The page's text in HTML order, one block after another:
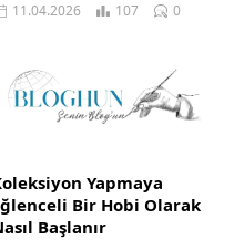
Fikirler Teknolojiyi
Deneyimlerle Zengin Bir Atmosfer...
11.04.2026 107 0
Yapmaya
Bir Hobi Olarak
Başlanır